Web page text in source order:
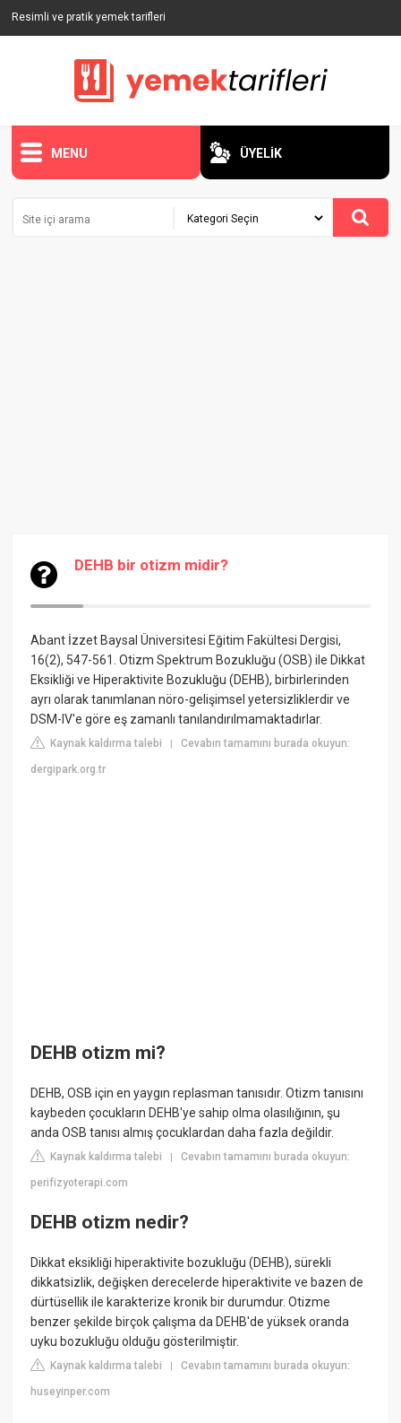
Resimli ve pratik yemek tarifleri
MENU ÜYELİK
DEHB bir otizm midir?
Abant İzzet Baysal Üniversitesi Eğitim Fakültesi Dergisi,
16(2), 547-561. Otizm Spektrum Bozukluğu (OSB) ile Dikkat
Eksikliği ve Hiperaktivite Bozukluğu (DEHB), birbirlerinden
ayrı olarak tanımlanan nöro-gelişimsel yetersizliklerdir ve
DSM-IV'e göre eş zamanlı tanılandırılmamaktadırlar.
Kaynak kaldırma talebi |Cevabın tamamını burada okuyun:
dergipark.org.tr
DEHB otizm mi?
DEHB, OSB için en yaygın replasman tanısıdır. Otizm tanısını
kaybeden çocukların DEHB'ye sahip olma olasılığının, şu
anda OSB tanısı almış çocuklardan daha fazla değildir.
Kaynak kaldırma talebi |Cevabın tamamını burada okuyun:
perifizyoterapi.com
DEHB otizm nedir?
Dikkat eksikliği hiperaktivite bozukluğu (DEHB), sürekli
dikkatsizlik, değişken derecelerde hiperaktivite ve bazen de
dürtüsellik ile karakterize kronik bir durumdur. Otizme
benzer şekilde birçok çalışma da DEHB'de yüksek oranda
uyku bozukluğu olduğu gösterilmiştir.
Kaynak kaldırma talebi |Cevabın tamamını burada okuyun:
huseyinper.com